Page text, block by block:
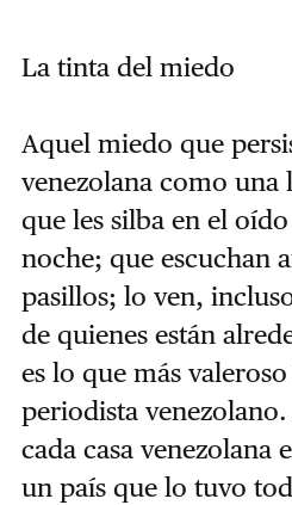
La tinta del miedo
Aquel miedo que
venezolana como una
que les silba en el
noche; que escuchan
pasillos; lo ven,
de quienes están
es lo que más
periodista
cada casa venezolana
un país que lo tuvo